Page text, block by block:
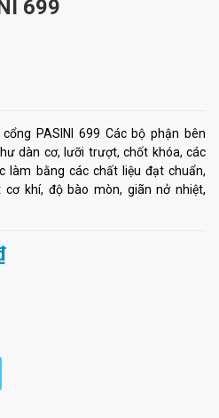
699
PASINI 699 Các bộ phận bên
dàn cơ, lưỡi trượt, chốt khóa, các
làm bằng các chất liệu đạt chuẩn,
khí, độ bào mòn, giãn nở nhiệt,